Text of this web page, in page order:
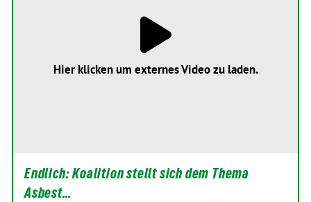
Hier klicken um externes Video zu laden.
Endlich: Koalition stellt sich dem Thema
Asbest…